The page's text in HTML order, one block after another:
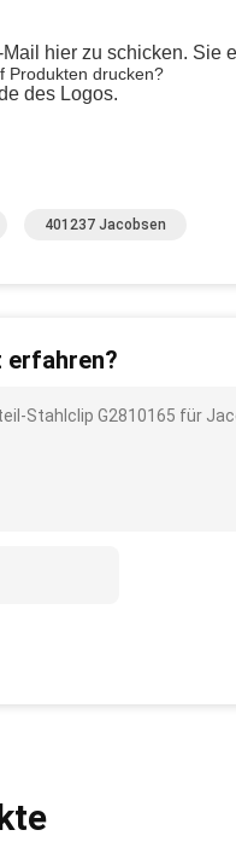
hier zu schicken. Sie
Produkten drucken?
des Logos.
401237 Jacobsen
erfahren?
Stahlclip G2810165 für